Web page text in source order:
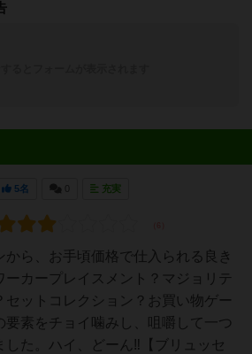
5名 充実
から、お手頃価格で仕入られる良き
ーカープレイスメント？マジョリテ
セットコレクション？お買い物ゲー
要素をチョイ噛みし、咀嚼して一つ
した。ハイ、どーん‼️【ブリュッセ